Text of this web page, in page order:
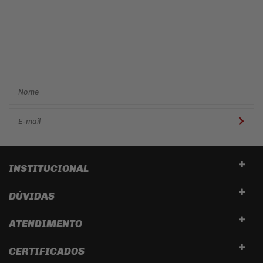
INSTITUCIONAL
DÚVIDAS
ATENDIMENTO
CERTIFICADOS